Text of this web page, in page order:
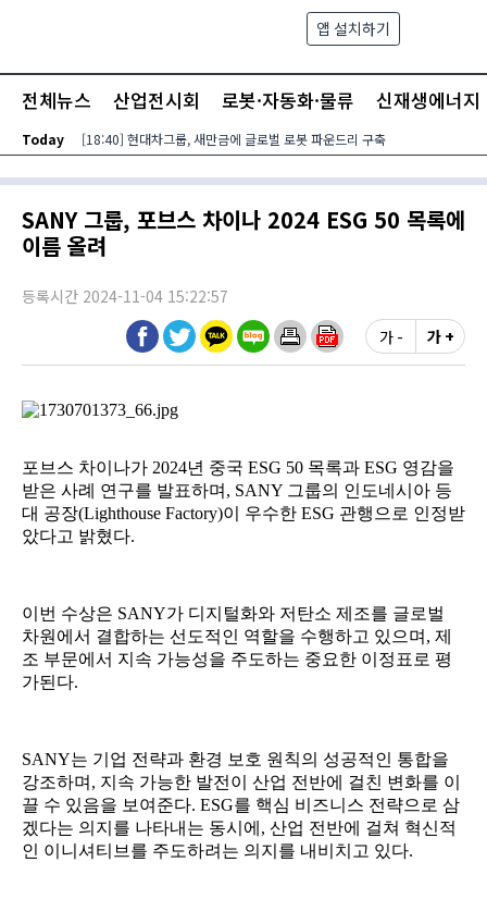
앱 설치하기
전체뉴스 산업전시회 로봇·자동화·물류 신재생에너지
Today [18:40] 현대차그룹, 새만금에 글로벌 로봇 파운드리 구축
SANY 그룹, 포브스 차이나 2024 ESG 50 목록에
이름 올려
등록시간 2024-11-04 15:22:57
가 -
가 +